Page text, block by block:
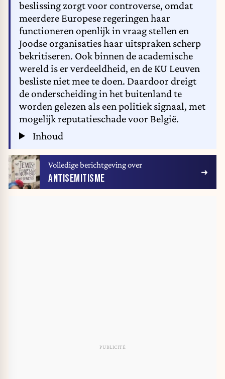
beslissing zorgt voor controverse, omdat
meerdere Europese regeringen haar
functioneren openlijk in vraag stellen en
Joodse organisaties haar uitspraken scherp
bekritiseren. Ook binnen de academische
wereld is er verdeeldheid, en de KU Leuven
besliste niet mee te doen. Daardoor dreigt
de onderscheiding in het buitenland te
worden gelezen als een politiek signaal, met
mogelijk reputatieschade voor België.
Inhoud
Volledige berichtgeving over
ANTISEMITISME